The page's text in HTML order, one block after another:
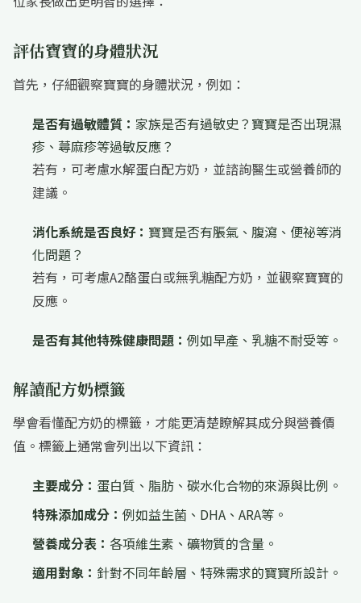
評估寶寶的身體狀況
首先，仔細觀察寶寶的身體狀況，例如：
是否有過敏體質： 家族是否有過敏史？寶寶是否出現濕
疹、蕁麻疹等過敏反應？
若有，可考慮水解蛋白配方奶，並諮詢醫生或營養師的
建議。
消化系統是否良好： 寶寶是否有脹氣、腹瀉、便祕等消
化問題？
若有，可考慮A2酪蛋白或無乳糖配方奶，並觀察寶寶的
反應。
是否有其他特殊健康問題： 例如早產、乳糖不耐受等。
解讀配方奶標籤
學會看懂配方奶的標籤，才能更清楚瞭解其成分與營養價
值。標籤上通常會列出以下資訊：
主要成分： 蛋白質、脂肪、碳水化合物的來源與比例。
特殊添加成分： 例如益生菌、DHA、ARA等。
營養成分表： 各項維生素、礦物質的含量。
適用對象： 針對不同年齡層、特殊需求的寶寶所設計。